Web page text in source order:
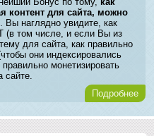
контент для сайта, можно
. Вы наглядно увидите, как
(в том числе, и если Вы из
для сайта, как правильно
они индексировались
монетизировать
сайте.
Подробнее